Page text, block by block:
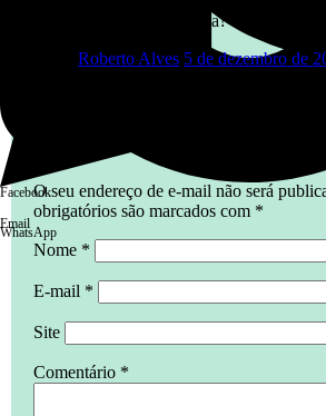
WhatsApp
Facebook
Email
cadê a transparência?
Roberto Alves 5 de dezembro de
O seu endereço de e-mail não será
obrigatórios são marcados com *
Nome *
E-mail *
Site
Comentário *